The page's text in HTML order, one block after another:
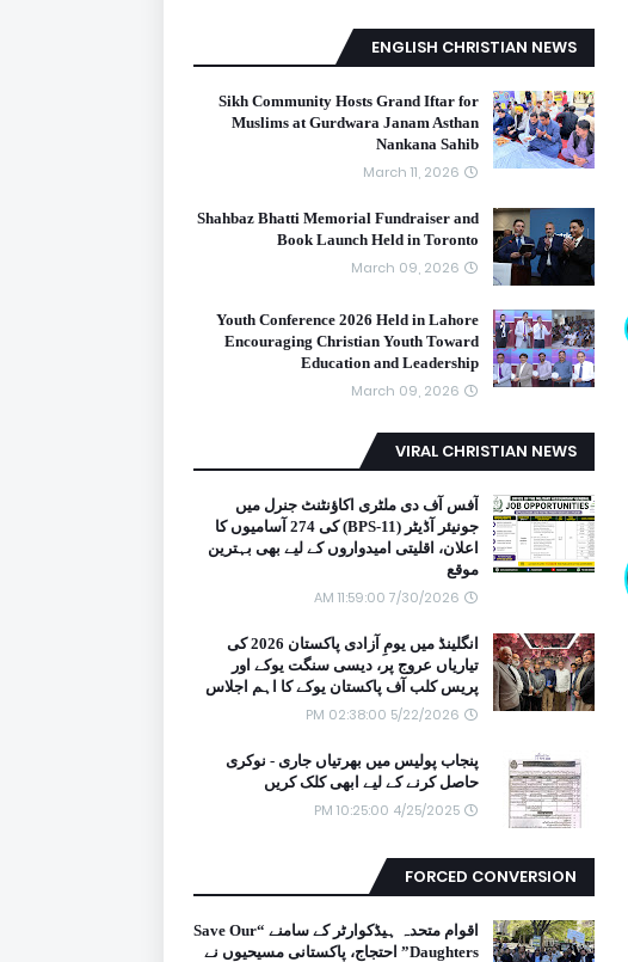
ENGLISH CHRISTIAN NEWS
Sikh Community Hosts Grand Iftar for
Muslims at Gurdwara Janam Asthan
Nankana Sahib
March 11, 2026
Shahbaz Bhatti Memorial Fundraiser and
Book Launch Held in Toronto
March 09, 2026
Youth Conference 2026 Held in Lahore
Encouraging Christian Youth Toward
Education and Leadership
March 09, 2026
VIRAL CHRISTIAN NEWS
آفس آف دی ملٹری اکاؤنٹنٹ جنرل میں
جونیئر آڈیٹر (BPS-11) کی 274 آسامیوں کا
اعلان، اقلیتی امیدواروں کے لیے بھی بہترین
موقع
7/30/2026 11:59:00 AM
انگلینڈ میں یومِ آزادی پاکستان 2026 کی
تیاریاں عروج پر، دیسی سنگت یوکے اور
پریس کلب آف پاکستان یوکے کا اہم اجلاس
5/22/2026 02:38:00 PM
پنجاب پولیس میں بھرتیاں جاری - نوکری
حاصل کرنے کے لیے ابھی کلک کریں
4/25/2025 10:25:00 PM
FORCED CONVERSION
اقوام متحدہ ہیڈکوارٹر کے سامنے “Save Our
Daughters” احتجاج، پاکستانی مسیحیوں نے